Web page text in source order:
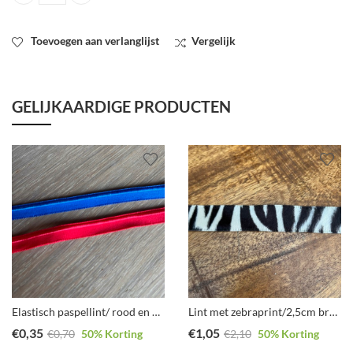
Toevoegen aan verlanglijst Vergelijk
GELIJKAARDIGE PRODUCTEN
Elastisch paspellint/ rood en blauw
€0,35 €0,70 50% Korting
Lint met zebraprint/2,5cm breed
€1,05 €2,10 50% Korting